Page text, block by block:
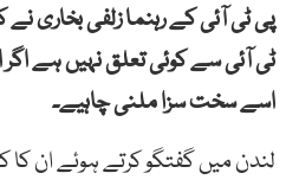
پی ٹی آئی کے رہنما زلفی بخاری
ٹی آئی سے کوئی تعلق نہیں ہے
اسے سخت سزا ملنی چاہیے۔
لندن میں گفتگو کرتے ہوئے ان کا